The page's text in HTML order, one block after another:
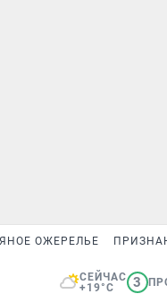
ОЖЕРЕЛЬЕ
СЕЙЧАС
+19°C
3